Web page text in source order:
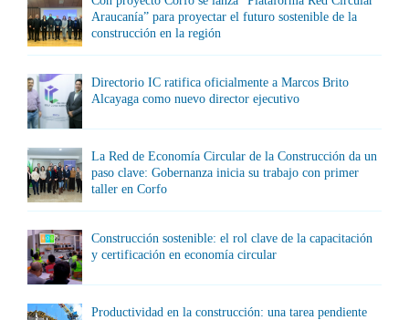
Araucanía” para proyectar el futuro sostenible de la
construcción en la región
Directorio IC ratifica oficialmente a Marcos Brito
Alcayaga como nuevo director ejecutivo
La Red de Economía Circular de la Construcción da un
paso clave: Gobernanza inicia su trabajo con primer
taller en Corfo
Construcción sostenible: el rol clave de la capacitación
y certificación en economía circular
Productividad en la construcción: una tarea pendiente